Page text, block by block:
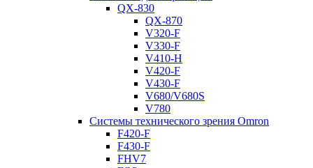
QX-830
QX-870
V320-F
V330-F
V410-H
V420-F
V430-F
V680/V680S
V780
Системы технического зрения Omron
F420-F
F430-F
FHV7